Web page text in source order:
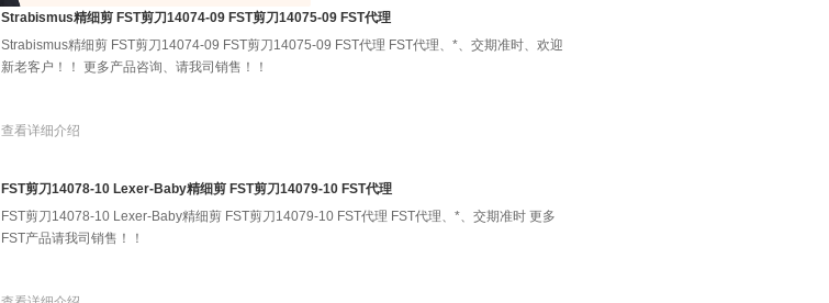
Strabismus精细剪 FST剪刀14074-09 FST剪刀14075-09 FST代理
Strabismus精细剪 FST剪刀14074-09 FST剪刀14075-09 FST代理 FST代理、*、交期准时、欢迎
新老客户！！ 更多产品咨询、请我司销售！！
查看详细介绍
FST剪刀14078-10 Lexer-Baby精细剪 FST剪刀14079-10 FST代理
FST剪刀14078-10 Lexer-Baby精细剪 FST剪刀14079-10 FST代理 FST代理、*、交期准时 更多
FST产品请我司销售！！